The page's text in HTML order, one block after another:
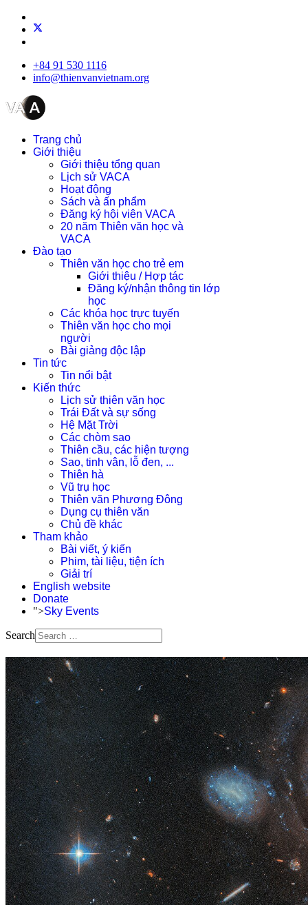
+84 91 530 1116
info@thienvanvietnam.org
Trang chủ
Giới thiệu
Giới thiệu tổng quan
Lịch sử VACA
Hoạt động
Sách và ấn phẩm
Đăng ký hội viên VACA
20 năm Thiên văn học và
VACA
Đào tạo
Thiên văn học cho trẻ em
Giới thiệu / Hợp tác
Đăng ký/nhận thông tin lớp
học
Các khóa học trực tuyến
Thiên văn học cho mọi
người
Bài giảng độc lập
Tin tức
Tin nổi bật
Kiến thức
Lịch sử thiên văn học
Trái Đất và sự sống
Hệ Mặt Trời
Các chòm sao
Thiên cầu, các hiện tượng
Sao, tinh vân, lỗ đen, ...
Thiên hà
Vũ trụ học
Thiên văn Phương Đông
Dụng cụ thiên văn
Chủ đề khác
Tham khảo
Bài viết, ý kiến
Phim, tài liệu, tiện ích
Giải trí
English website
Donate
">Sky Events
Search